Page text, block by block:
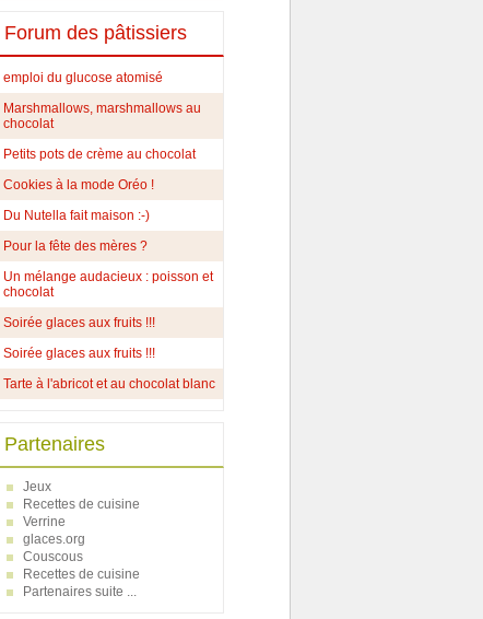
Forum des pâtissiers
emploi du glucose atomisé
Marshmallows, marshmallows au
chocolat
Petits pots de crème au chocolat
Cookies à la mode Oréo !
Du Nutella fait maison :-)
Pour la fête des mères ?
Un mélange audacieux : poisson et
chocolat
Soirée glaces aux fruits !!!
Soirée glaces aux fruits !!!
Tarte à l'abricot et au chocolat blanc
Partenaires
Jeux
Recettes de cuisine
Verrine
glaces.org
Couscous
Recettes de cuisine
Partenaires suite ...